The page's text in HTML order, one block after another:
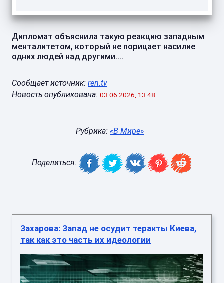
Дипломат объяснила такую реакцию западным
менталитетом, который не порицает насилие
одних людей над другими....
Сообщает источник: ren.tv
Новость опубликована: 03.06.2026, 13:48
Рубрика: «В Мире»
Поделиться:
Захарова: Запад не осудит теракты Киева,
так как это часть их идеологии